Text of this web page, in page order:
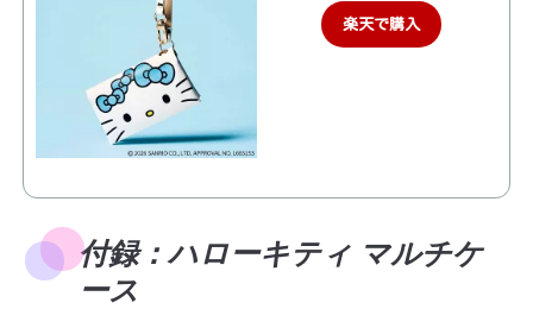
楽天で購入
付録：ハローキティ マルチケ
ース